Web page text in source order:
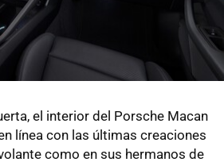
el interior del Porsche Macan
línea con las últimas creaciones
como en sus hermanos de